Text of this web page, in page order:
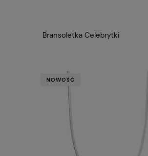
Bransoletka Celebrytki
NOWOŚĆ